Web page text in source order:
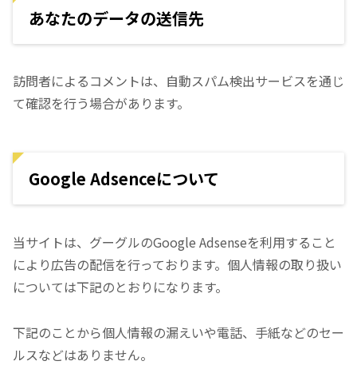
あなたのデータの送信先
訪問者によるコメントは、自動スパム検出サービスを通じ
て確認を行う場合があります。
Google Adsenceについて
当サイトは、グーグルのGoogle Adsenseを利用すること
により広告の配信を行っております。個人情報の取り扱い
については下記のとおりになります。
下記のことから個人情報の漏えいや電話、手紙などのセー
ルスなどはありません。